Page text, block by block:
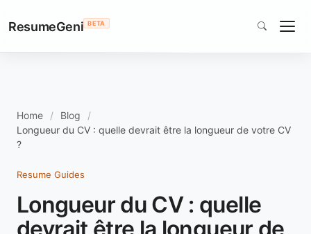
ResumeGeni BETA
Home
Blog
Longueur du CV : quelle devrait être la longueur de votre CV
?
Resume Guides
Longueur du CV : quelle